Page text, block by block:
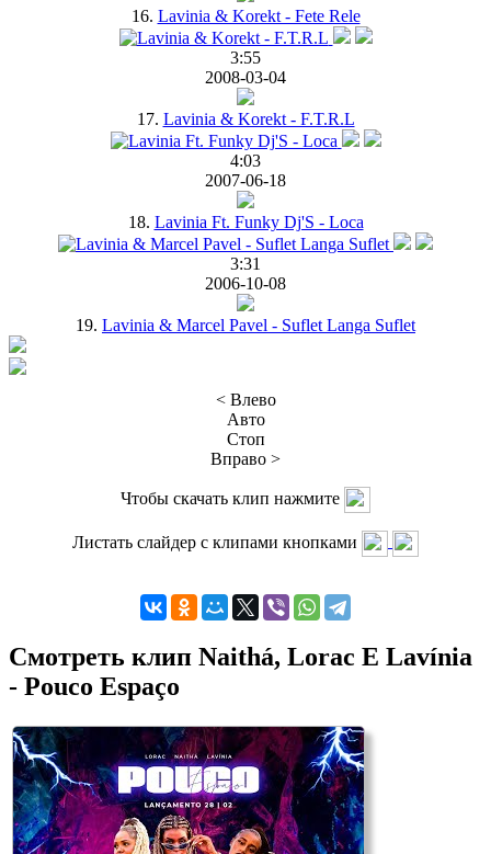
16. Lavinia & Korekt - Fete Rele
3:55
2008-03-04
17. Lavinia & Korekt - F.T.R.L
4:03
2007-06-18
18. Lavinia Ft. Funky Dj'S - Loca
3:31
2006-10-08
19. Lavinia & Marcel Pavel - Suflet Langa Suflet
< Влево
Авто
Стоп
Вправо >
Чтобы скачать клип нажмите
Листать слайдер с клипами кнопками
Смотреть клип Naithá, Lorac E Lavínia
- Pouco Espaço